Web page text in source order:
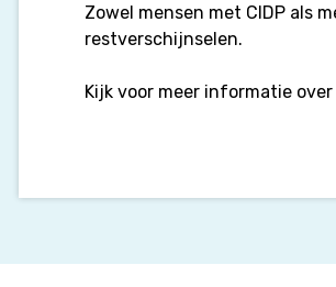
Zowel mensen met CIDP als
restverschijnselen.
Kijk voor meer informatie over